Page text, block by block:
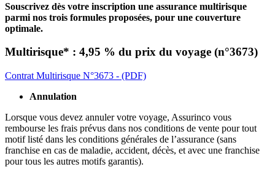
Souscrivez dès votre inscription une assurance multirisque
parmi nos trois formules proposées, pour une couverture
optimale.
Multirisque* : 4,95 % du prix du voyage (n°3673)
Contrat Multirisque N°3673 - (PDF)
Annulation
Lorsque vous devez annuler votre voyage, Assurinco vous
rembourse les frais prévus dans nos conditions de vente pour tout
motif listé dans les conditions générales de l’assurance (sans
franchise en cas de maladie, accident, décès, et avec une franchise
pour tous les autres motifs garantis).